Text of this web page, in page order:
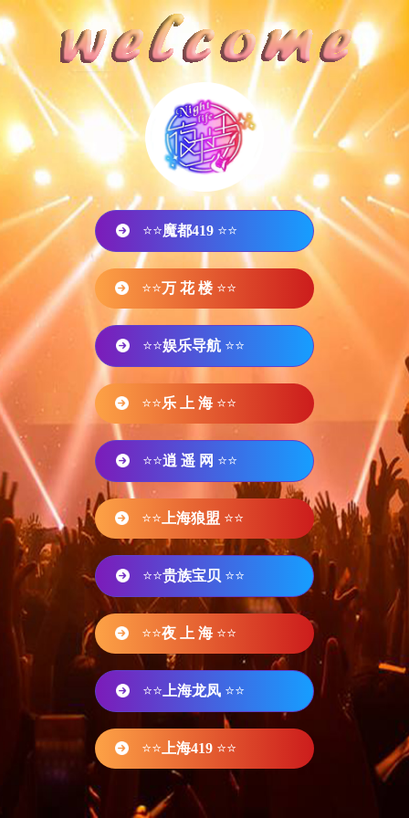
⭐⭐魔都419 ⭐⭐
⭐⭐万 花 楼 ⭐⭐
⭐⭐娱乐导航 ⭐⭐
⭐⭐乐 上 海 ⭐⭐
⭐⭐逍 遥 网 ⭐⭐
⭐⭐ 上海狼盟 ⭐⭐
⭐⭐贵族宝贝 ⭐⭐
⭐⭐夜 上 海 ⭐⭐
⭐⭐ 上海龙凤 ⭐⭐
⭐⭐ 上海419 ⭐⭐